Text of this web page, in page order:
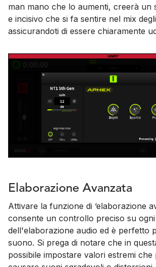
man mano che lo aumenti, creerà un
e incisivo che si fa sentire nel mix
assicurandoti di essere chiaramente
Elaborazione Avanzata
Attivare la funzione di ‘elaborazione
consente un controllo preciso su
dell'elaborazione audio ed è perfetto
suono. Si prega di notare che in
possibile impostare valori estremi che